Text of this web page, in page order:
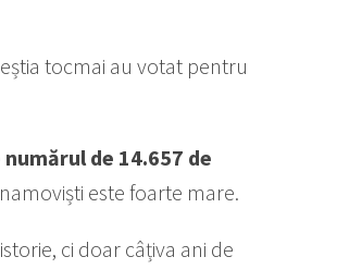
tocmai au votat pentru
de 14.657 de
este foarte mare.
ci doar câțiva ani de